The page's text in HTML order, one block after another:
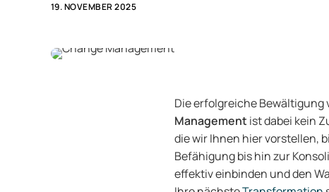
19. NOVEMBER 2025
Die erfolgreiche
Management ist dabei kein
die wir Ihnen hier vorstellen,
Befähigung bis hin zur
effektiv einbinden und den